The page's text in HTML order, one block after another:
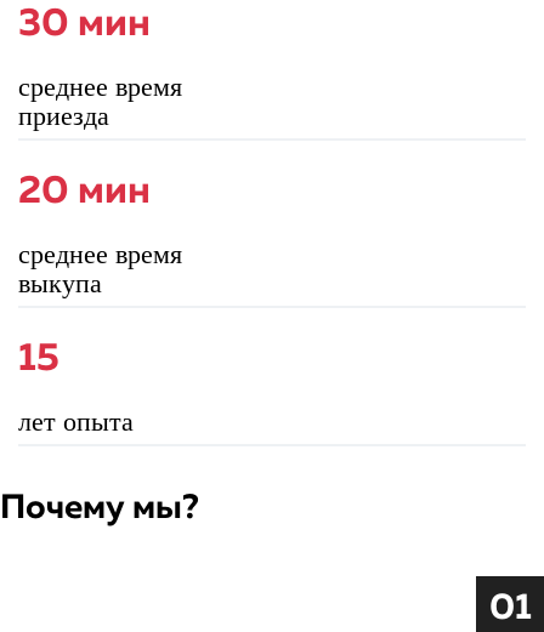
30 мин
среднее время
приезда
20 мин
среднее время
выкупа
15
лет опыта
Почему мы?
01